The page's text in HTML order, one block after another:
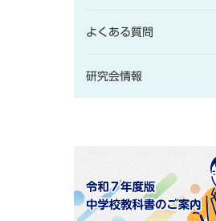
地球儀
よくある質問
研究会情報